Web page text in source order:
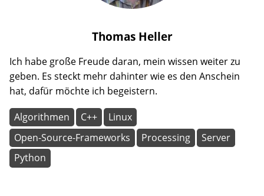
Thomas Heller
Ich habe große Freude daran, mein wissen weiter zu
geben. Es steckt mehr dahinter wie es den Anschein
hat, dafür möchte ich begeistern.
Algorithmen C++
Linux
Open-Source-Frameworks
Processing
Server
Python